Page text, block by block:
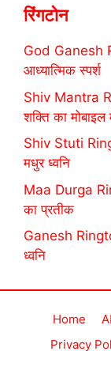
रिंगटोन
God Ganesh
आध्यात्मिक स्पर्श
Shiv Mantra
शक्ति का
Shiv Stuti
मधुर ध्वनि
Maa Durga
का प्रतीक
Ganesh
ध्वनि
Home
Privacy